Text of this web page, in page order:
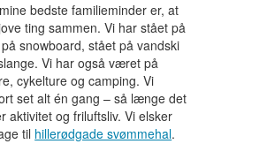
bedste familieminder er, at
ting sammen. Vi har stået på
snowboard, stået på vandski
Vi har også været på
cykelture og camping. Vi
set alt én gang – så længe det
aktivitet og friluftsliv. Vi elsker
til hillerødgade svømmehal.